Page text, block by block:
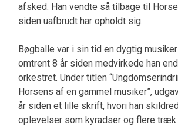
afsked. Han vendte så tilbage til
siden uafbrudt har opholdt sig.
Bøgballe var i sin tid en dygtig
omtrent 8 år siden medvirkede han
orkestret. Under titlen
Horsens af en gammel musiker”,
år siden et lille skrift, hvori han
oplevelser som kyradser og flere